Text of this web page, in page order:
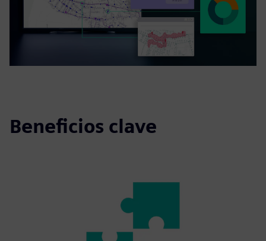
Beneficios clave